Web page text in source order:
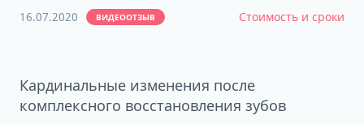
16.07.2020 ВИДЕООТЗЫВ Стоимость и сроки
Кардинальные изменения после
комплексного восстановления зубов